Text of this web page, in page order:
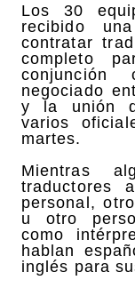
Los 30
recibido
contratar
completo
negociado
y la unión
varios
martes.
Mientras
traductores
personal,
u otro
como
hablan
inglés para